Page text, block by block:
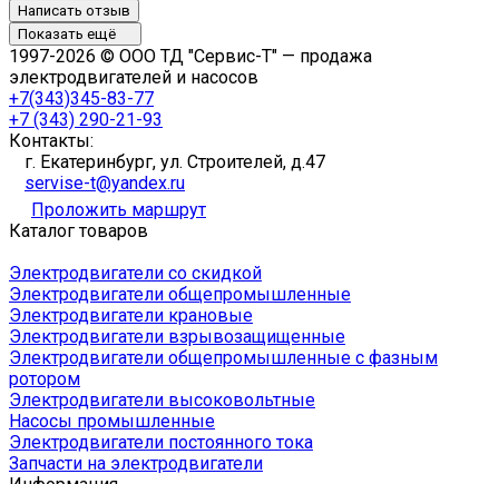
Написать отзыв
Показать ещё
1997-2026 © ООО ТД "Сервис-Т" — продажа
электродвигателей и насосов
+7(343)345-83-77
+7 (343) 290-21-93
Контакты:
г. Екатеринбург, ул. Строителей, д.47
servise-t@yandex.ru
Проложить маршрут
Каталог товаров
Электродвигатели со скидкой
Электродвигатели общепромышленные
Электродвигатели крановые
Электродвигатели взрывозащищенные
Электродвигатели общепромышленные с фазным
ротором
Электродвигатели высоковольтные
Насосы промышленные
Электродвигатели постоянного тока
Запчасти на электродвигатели